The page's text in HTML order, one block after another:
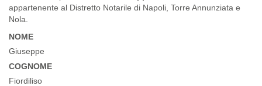
appartenente al Distretto Notarile di Napoli, Torre Annunziata e
Nola.
NOME
Giuseppe
COGNOME
Fiordiliso